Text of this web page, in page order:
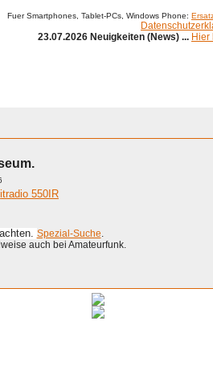
Fuer Smartphones, Tablet-PCs, Windows Phone:
23.07.2026 Neuigkeiten (News) ... Hier
550IR
Spezial-Suche.
auch bei Amateurfunk.